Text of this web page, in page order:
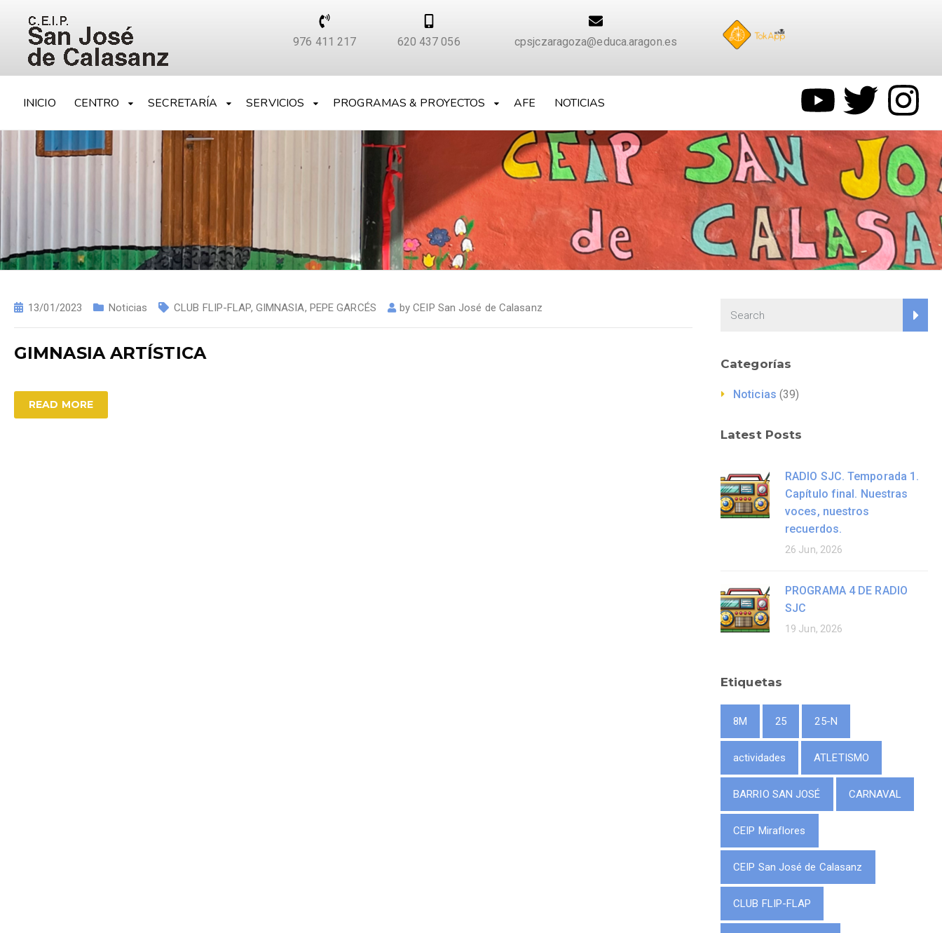
976 411 217 620 437 056 cpsjczaragoza@educa.aragon.es
INICIO CENTRO SECRETARÍA SERVICIOS PROGRAMAS & PROYECTOS AFE NOTICIAS
13/01/2023 Noticias CLUB FLIP-FLAP, GIMNASIA, PEPE GARCÉS byCEIP San José de Calasanz
GIMNASIA ARTÍSTICA
READ MORE
Categorías
Noticias (39)
Latest Posts
RADIO SJC. Temporada 1.
Capítulo final. Nuestras
voces, nuestros
recuerdos.
26 Jun, 2026
PROGRAMA 4 DE RADIO
SJC
19 Jun, 2026
Etiquetas
8M 25 25-N
actividades ATLETISMO
BARRIO SAN JOSÉ CARNAVAL
CEIP Miraflores
CEIP San José de Calasanz
CLUB FLIP-FLAP